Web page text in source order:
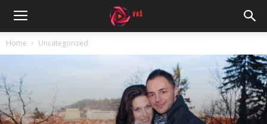
Home Uncategorized